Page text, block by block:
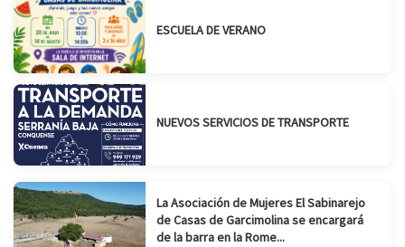
ESCUELA DE VERANO
NUEVOS SERVICIOS DE TRANSPORTE
La Asociación de Mujeres El Sabinarejo
de Casas de Garcimolina se encargará
de la barra en la Rome...